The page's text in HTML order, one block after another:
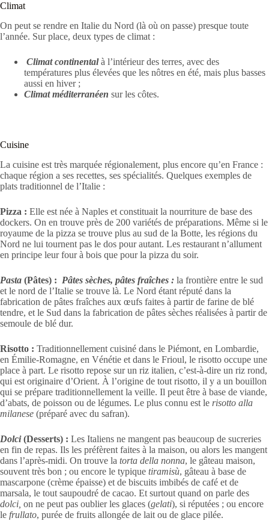
Climat
On peut se rendre en Italie du Nord (là où on passe) presque toute
l’année. Sur place, deux types de climat :
Climatcontinentalà l’intérieur des terres avec des
températures plus élevées que les nôtres en été, mais plus basses
aussi en hiver ;
Climat méditerranéen sur les côtes.
Cuisine
La cuisine est très marquée régionalement, plus encore qu’en France :
chaque région a ses recettes, ses spécialités. Quelques exemples de
plats traditionnel de l’Italie :
Pizza : Elle est née à Naples et constituait la nourriture de base des
dockers. On en trouve près de 200 variétés de préparations. Même si le
royaume de la pizza se trouve plus au sud de la Botte, les régions du
Nord ne lui tournent pas le dos pour autant. Les restaurant n’allument
en principe leur four à bois que pour la pizza du soir.
Pasta (Pâtes) : Pâtes sèches, pâtes fraîches : la frontière entre le sud
et le nord de l’Italie se trouve là. Le Nord étant réputé dans la
fabrication de pâtes fraîches aux œufs faites à partir de farine de blé
tendre, et le Sud dans la fabrication de pâtes sèches réalisées à partir de
semoule de blé dur.
Risotto : Traditionnellement cuisiné dans le Piémont, en Lombardie,
en Émilie-Romagne, en Vénétie et dans le Frioul, le risotto occupe une
place à part. Le risotto repose sur un riz italien, c’est-à-dire un riz rond,
qui est originaire d’Orient. À l’origine de tout risotto, il y a un bouillon
qui se prépare traditionnellement la veille. Il peut être à base de viande,
d’abats, de poisson ou de légumes. Le plus connu est le risotto alla
milanese (préparé avec du safran).
Dolci(Desserts) : Les Italiens ne mangent pas beaucoup de sucreries
en fin de repas. Ils les préfèrent faites à la maison, ou alors les mangent
dans l’après-midi. On trouve la torta della nonna, le gâteau maison,
souvent très bon ; ou encore le typique tiramisù, gâteau à base de
mascarpone (crème épaisse) et de biscuits imbibés de café et de
marsala, le tout saupoudré de cacao. Et surtout quand on parle des
dolci, on ne peut pas oublier les glaces (gelati), si réputées ; ou encore
le frullato, purée de fruits allongée de lait ou de glace pilée.